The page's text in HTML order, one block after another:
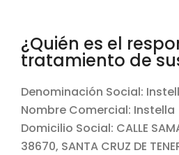
¿Quién es el
tratamiento de
Denominación Social:
Nombre Comercial: Instella
Domicilio Social: CALLE
38670, SANTA CRUZ DE